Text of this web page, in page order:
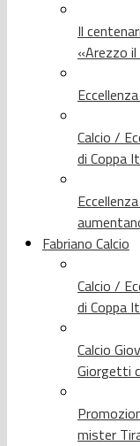
Il
«Arezzo
Calcio /
di Coppa
Fabriano Calcio
Calcio /
di Coppa
Calcio
Giorgetti
mister